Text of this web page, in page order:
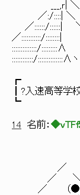
___,ｒ|
／:/::::| ＼ ヽ
／::::::/::::::|
／:::::::::::/
::::::::::::::/
::::::::::::/::::::::::::::∧
┏
┃?入速高等
┗
14 名前：
／
／ ＼ , ,
／ （●）